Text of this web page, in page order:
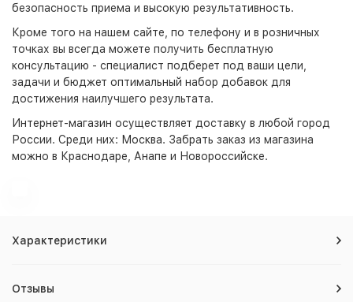
безопасность приема и высокую результативность.
Кроме того на нашем сайте, по телефону и в розничных
точках вы всегда можете получить бесплатную
консультацию - специалист подберет под ваши цели,
задачи и бюджет оптимальный набор добавок для
достижения наилучшего результата.
Интернет-магазин осуществляет доставку в любой город
России. Среди них: Москва. Забрать заказ из магазина
можно в Краснодаре, Анапе и Новороссийске.
Характеристики
Отзывы